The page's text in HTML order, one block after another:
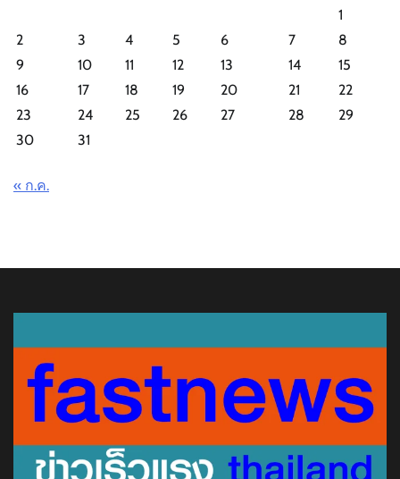
1
2
3 4 5 6 7
8
9
10 11 12 13 14
15
16
17 18 19 20 21
22
23
24 25 26 27 28
29
30
31
« ก.ค.